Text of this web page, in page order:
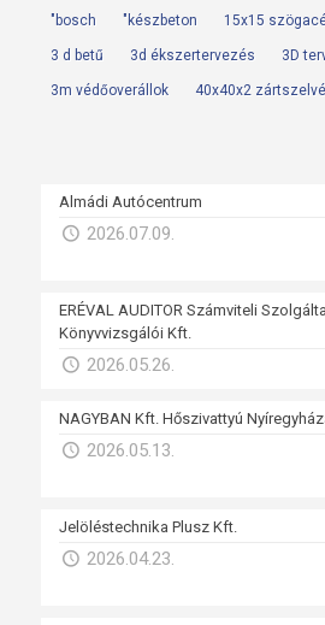
"bosch "készbeton 15x15
3 d betű 3d ékszertervezés 3D
3m védőoverállok 40x40x2
Almádi Autócentrum
2026.07.09.
ERÉVAL AUDITOR Számviteli
Könyvvizsgálói Kft.
2026.05.26.
NAGYBAN Kft. Hőszivattyú
2026.05.13.
Jelöléstechnika Plusz Kft.
2026.04.23.